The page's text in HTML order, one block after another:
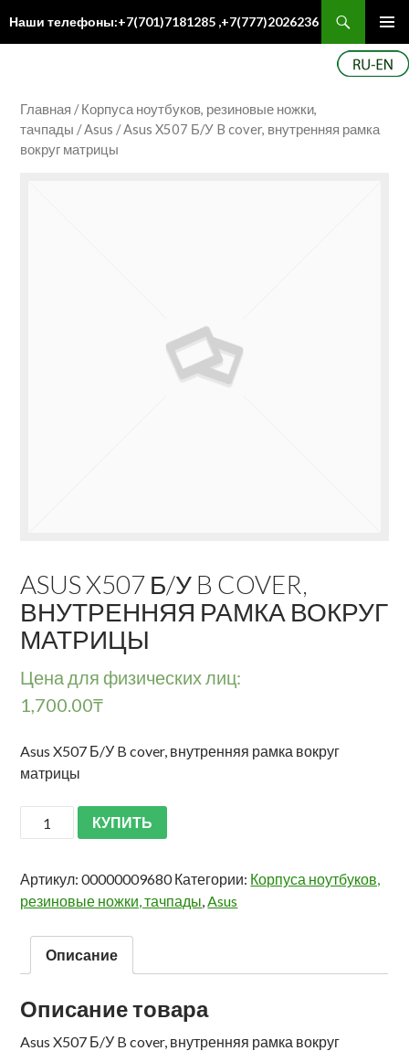
Наши телефоны:+7(701)7181285 ,+7(777)2026236
Главная /Корпуса ноутбуков, резиновые ножки,
тачпады /Asus / Asus X507 Б/У B cover, внутренняя рамка
вокруг матрицы
ASUS X507 Б/У B COVER,
ВНУТРЕННЯЯ РАМКА ВОКРУГ
МАТРИЦЫ
Цена для физических лиц:
1,700.00₸
Asus X507 Б/У B cover, внутренняя рамка вокруг
матрицы
КУПИТЬ
Артикул:00000009680Категории: Корпуса ноутбуков,
резиновые ножки, тачпады,Asus
Описание
Описание товара
Asus X507 Б/У B cover, внутренняя рамка вокруг